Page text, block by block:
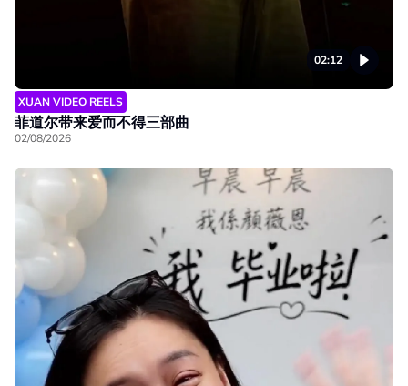
02:12
XUAN VIDEO REELS
菲道尔带来爱而不得三部曲
02/08/2026